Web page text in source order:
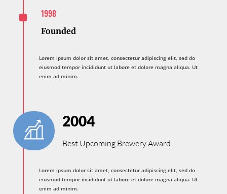
^ 1998
Founded
Lorem ipsum dolor sit amet, consectetur adipiscing elit, sed do
eiusmod tempor incididunt ut labore et dolore magna aliqua. Ut
enim ad minim.
2004
Best Upcoming Brewery Award
Lorem ipsum dolor sit amet, consectetur adipiscing elit, sed do
eiusmod tempor incididunt ut labore et dolore magna aliqua. Ut
enim ad minim.